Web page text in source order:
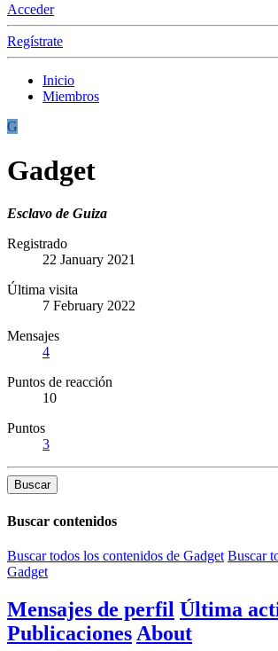
Acceder
Regístrate
Inicio
Miembros
G
Gadget
Esclavo de Guiza
Registrado
22 January 2021
Última visita
7 February 2022
Mensajes
4
Puntos de reacción
10
Puntos
3
Buscar
Buscar contenidos
Buscar todos los contenidos de Gadget Buscar
Gadget
Mensajes de perfil Última
Publicaciones About